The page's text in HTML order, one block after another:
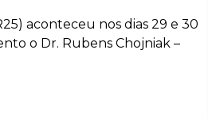
aconteceu nos dias 29 e 30
o Dr. Rubens Chojniak –